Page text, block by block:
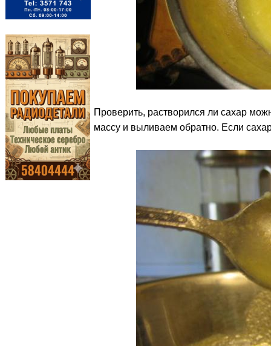
Проверить, растворился ли сахар
массу и выливаем обратно. Если